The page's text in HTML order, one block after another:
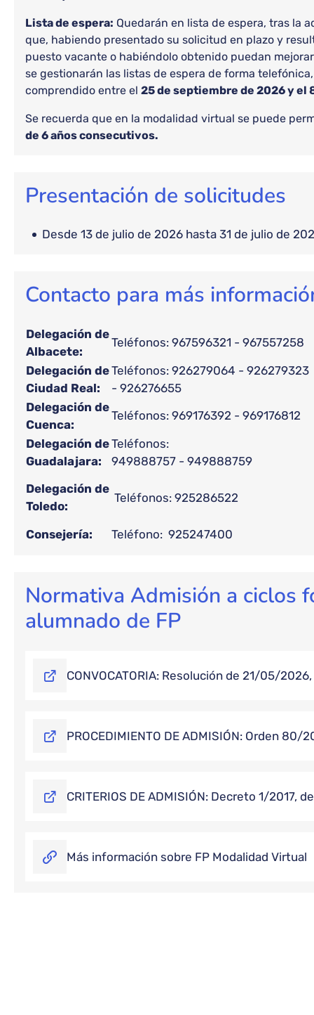
Lista de espera: Quedarán en lista de espera, tras la
que, habiendo presentado su solicitud en plazo y
puesto vacante o habiéndolo obtenido puedan
se gestionarán las listas de espera de forma
comprendido entre el 25 de septiembre de 2026 y el
Se recuerda que en la modalidad virtual se puede
de 6 años consecutivos.
Presentación de solicitudes
desde 13 de julio de 2026 hasta 31 de julio de
Contacto para más
Delegación de
Albacete:
Teléfonos: 967596321 - 967557258
Delegación de
Ciudad Real:
Teléfonos: 926279064 - 926279323
- 926276655
Delegación de
Cuenca:
Teléfonos: 969176392 - 969176812
Delegación de
Guadalajara:
Teléfonos:
949888757 -
Delegación de
Toledo:
Teléfonos: 925286522
Consejería: Teléfono:
Normativa Admisión a ciclos
alumnado de FP
CONVOCATORIA: Resolución de 21/05/
PROCEDIMIENTO DE ADMISIÓN: Orden 80/
CRITERIOS DE ADMISIÓN: Decreto 1/2017,
Más información sobre FP Modalidad Virtual